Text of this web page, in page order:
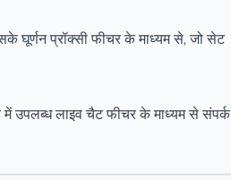
घूर्णन प्रॉक्सी फीचर के माध्यम से, जो सेट
में उपलब्ध लाइव चैट फीचर के माध्यम से संपर्क